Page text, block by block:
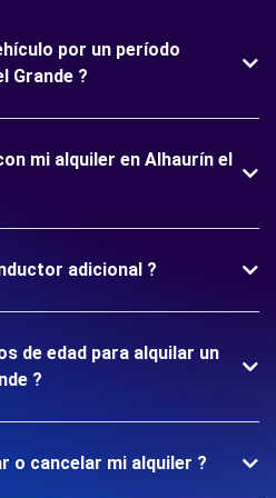
por un período
Grande ?
mi alquiler en Alhaurín el
adicional ?
de edad para alquilar un
?
o cancelar mi alquiler ?